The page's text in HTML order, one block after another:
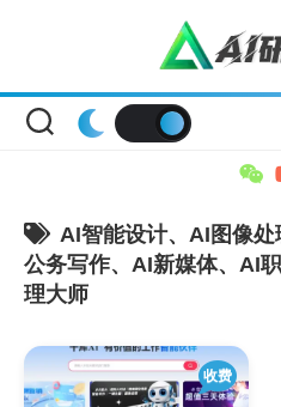
AI智能设计、AI图像
公务写作、AI新媒体、AI
理大师
收费